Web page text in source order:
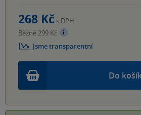
Do
268 Kč s DPH
Běžně 299 Kč
Jsme transparentní